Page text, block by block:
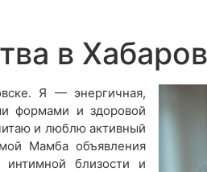
в
Я — энергичная,
формами и здоровой
и люблю активный
Мамба объявления
близости и